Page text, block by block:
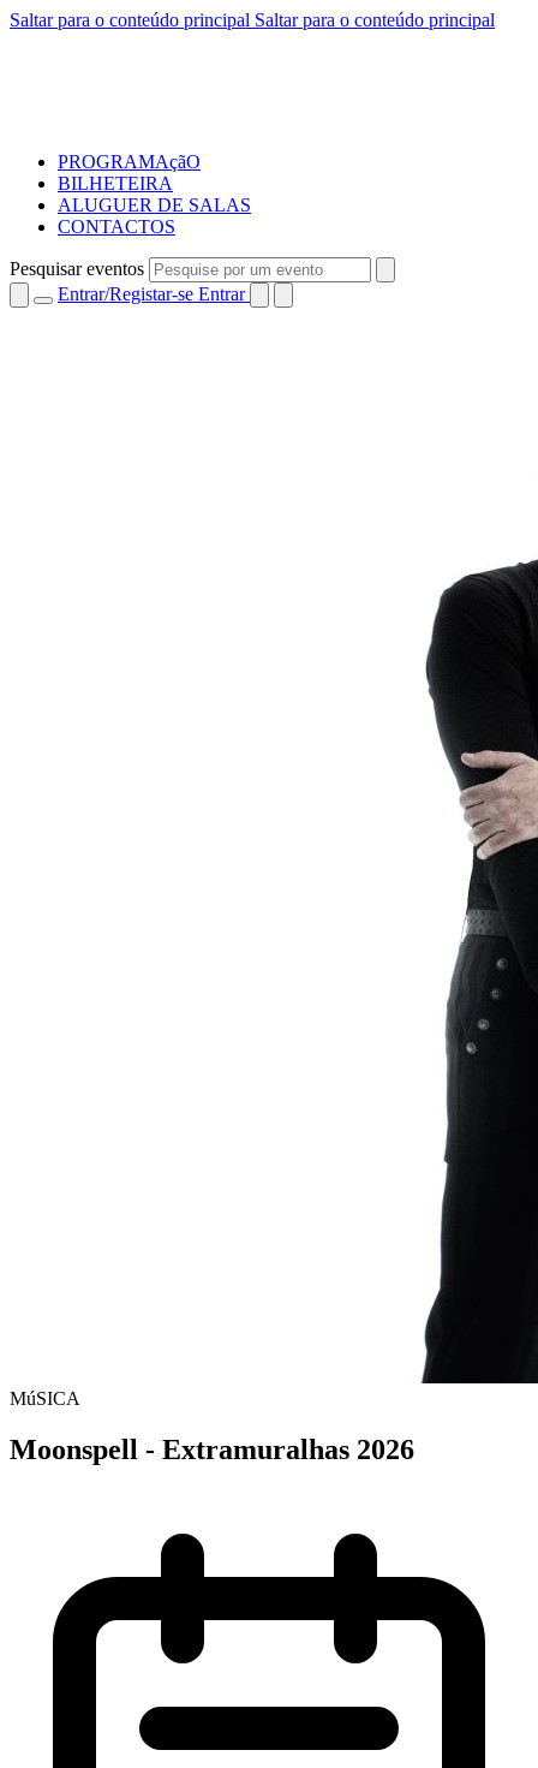
Saltar para o conteúdo principal Saltar para o conteúdo principal
PROGRAMAçãO
BILHETEIRA
ALUGUER DE SALAS
CONTACTOS
Pesquisar eventos
Entrar/Registar-se Entrar
MúSICA
Moonspell - Extramuralhas 2026